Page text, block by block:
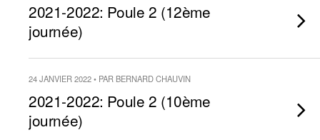
2021-2022: Poule 2 (12ème
journée)
24 JANVIER 2022 • PAR BERNARD CHAUVIN
2021-2022: Poule 2 (10ème
journée)